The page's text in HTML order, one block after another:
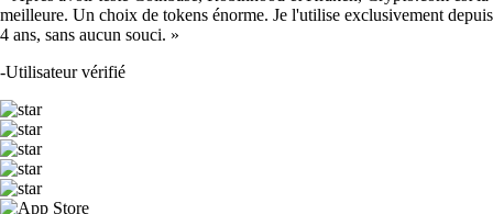
meilleure. Un choix de tokens énorme. Je l'utilise exclusivement depuis
4 ans, sans aucun souci. »
-Utilisateur vérifié